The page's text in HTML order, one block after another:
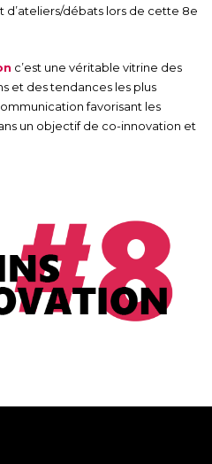
débats lors de cette 8e
c’est une véritable vitrine des
et des tendances les plus
favorisant les
un objectif de co-innovation et